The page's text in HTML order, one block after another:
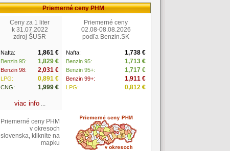
Priemerné ceny PHM
Ceny za 1 liter
k 31.07.2022
zdroj ŠUSR
Nafta: 1,861 €
Benzin 95: 1,829 €
Benzin 98: 2,031 €
LPG: 0,891 €
CNG: 1,999 €
viac info...
Priemerné ceny
02.08-08.08.2026
podľa Benzin.SK
Nafta: 1,738 €
Benzin 95: 1,713 €
Benzin 95+: 1,717 €
Benzin 99+: 1,911 €
LPG: 0,812 €
Priemerné ceny PHM
v okresoch
slovenska, kliknite na
mapku